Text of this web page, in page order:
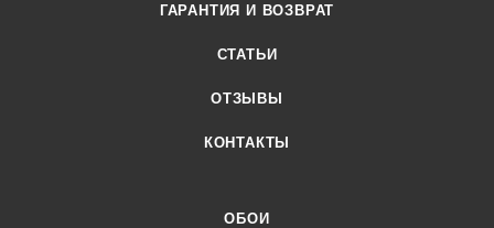
ГАРАНТИЯ И ВОЗВРАТ
СТАТЬИ
ОТЗЫВЫ
КОНТАКТЫ
ОБОИ